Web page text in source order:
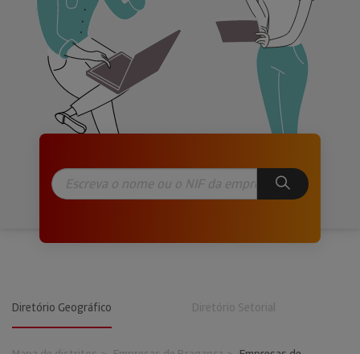
Diretório Geográfico Diretório Setorial